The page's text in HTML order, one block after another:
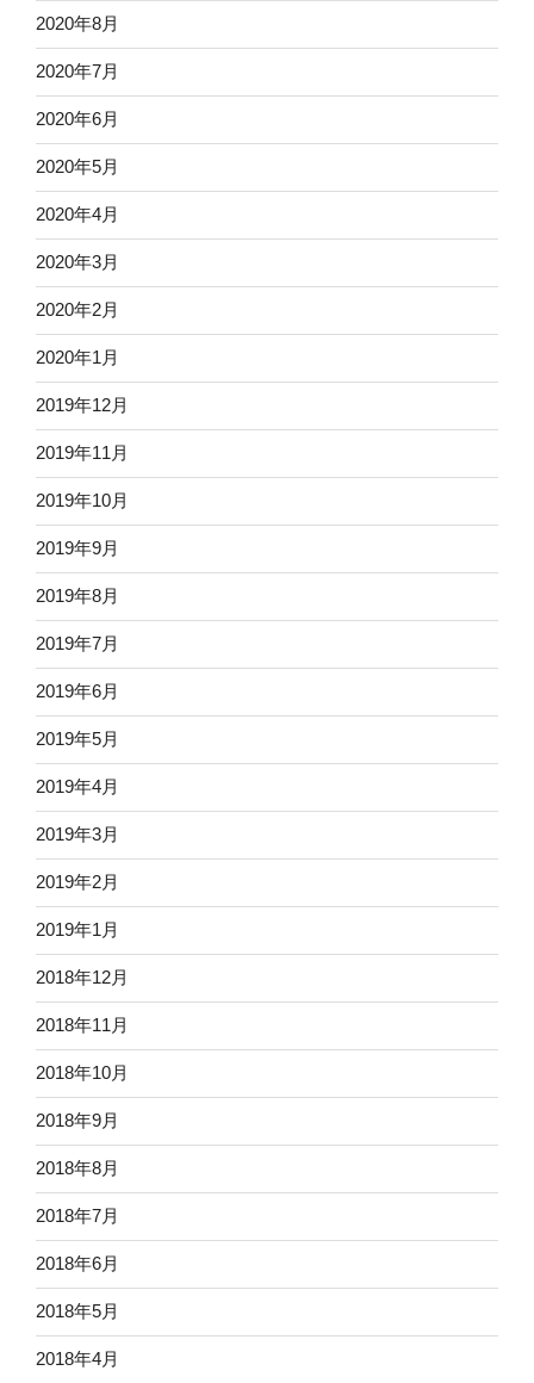
2020年8月
2020年7月
2020年6月
2020年5月
2020年4月
2020年3月
2020年2月
2020年1月
2019年12月
2019年11月
2019年10月
2019年9月
2019年8月
2019年7月
2019年6月
2019年5月
2019年4月
2019年3月
2019年2月
2019年1月
2018年12月
2018年11月
2018年10月
2018年9月
2018年8月
2018年7月
2018年6月
2018年5月
2018年4月